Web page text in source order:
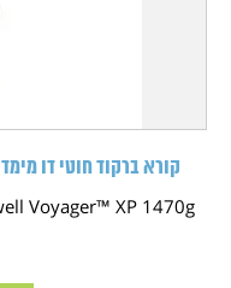
קורא ברקוד חוטי דו מימד Voyager XP1470g מבית HONEYWELL